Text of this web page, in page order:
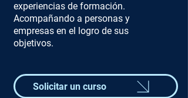
experiencias de formación.
Acompañando a personas y
empresas en el logro de sus
objetivos.
Solicitar un curso